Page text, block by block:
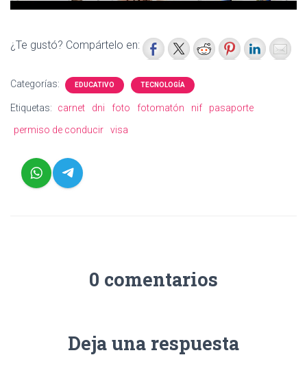
¿Te gustó? Compártelo en:
Categorías: EDUCATIVO TECNOLOGÍA
Etiquetas: carnet dni foto fotomatón nif
pasaporte
permiso de conducir
visa
0 comentarios
Deja una respuesta